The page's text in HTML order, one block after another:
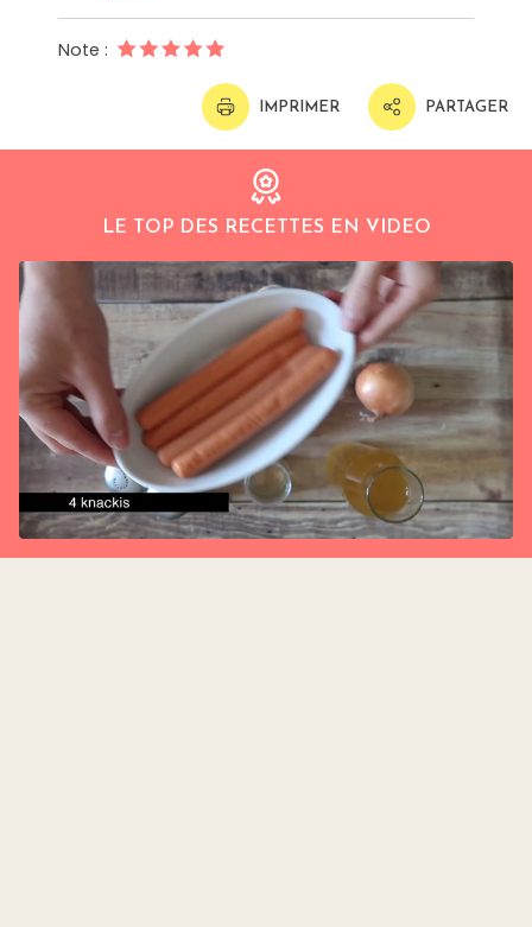
Note :
IMPRIMER PARTAGER
LE TOP DES RECETTES EN VIDEO